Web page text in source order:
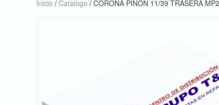
Inicio / Catalogo / CORONA PIÑON 11/39 TRASERA